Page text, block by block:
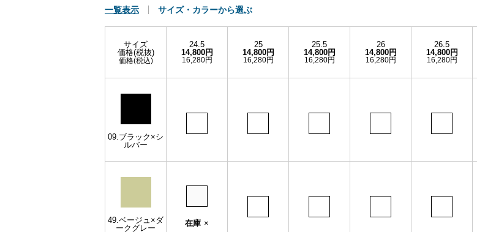
一覧表示 サイズ・カラーから選ぶ
サイズ
価格(税抜)
価格(税込)
24.5
14,800円
16,280円
25
14,800円
16,280円
25.5
14,800円
16,280円
26
14,800円
16,280円
26.5
14,800円
16,280円
09.ブラック×シ
ルバー
49.ベージュ×ダ
ークグレー
在庫 ×